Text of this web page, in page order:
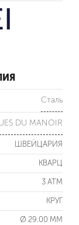
Сталь
DU MANOIR
ШВЕЙЦАРИЯ
КВАРЦ
3 ATM
КРУГ
Ø 29.00 ММ